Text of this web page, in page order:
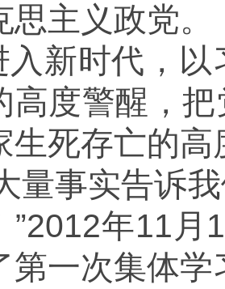
思主义政党。
入新时代，
高度警醒，
生死存亡的
量事实告诉
”2012年11
第一次集体